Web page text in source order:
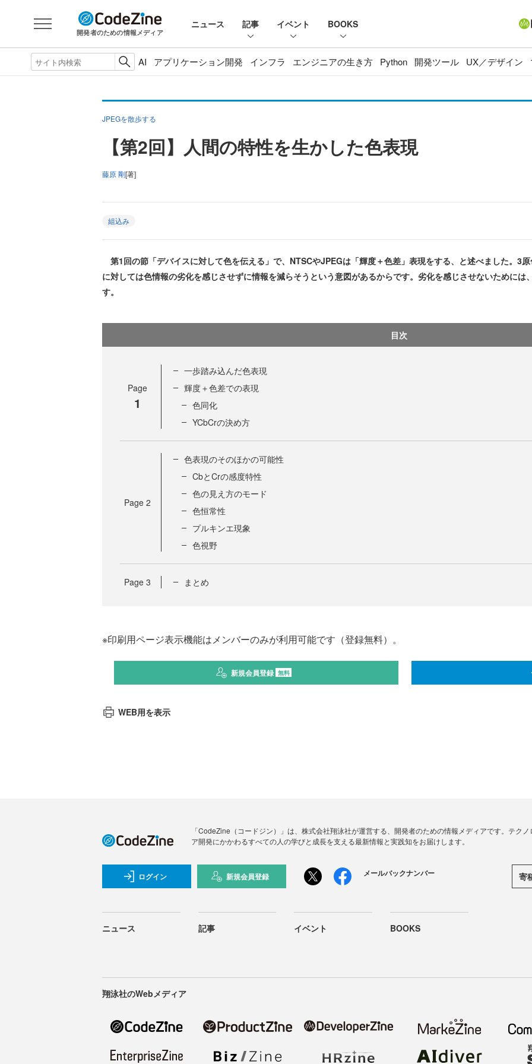
開発者のための情報メディア
ニュース 記事 イベント BOOKS
AI アプリケーション開発 インフラ エンジニアの生き方 Python 開発ツール UX／デザイン
JPEGを散歩する
【第2回】人間の特性を生かした色表現
藤原 剛[著]
組込み
第1回の節「デバイスに対して色を伝える」で、NTSCやJPEGは「輝度＋色差」表現をする、と述べました。3
に対しては色情報の劣化を感じさせずに情報を減らそうという意図があるからです。劣化を感じさせないためには
す。
目次
Page
1
一歩踏み込んだ色表現
輝度＋色差での表現
色同化
YCbCrの決め方
Page 2
色表現のそのほかの可能性
CbとCrの感度特性
色の見え方のモード
色恒常性
プルキンエ現象
色視野
Page 3 まとめ
※印刷用ページ表示機能はメンバーのみが利用可能です（登録無料）。
新規会員登録 無料
WEB用を表示
「CodeZine（コードジン）」は、株式会社翔泳社が運営する、開発者のための情報メディアです。テク
ア開発にかかわるすべての人の学びと成長を支える最新情報と実践知をお届けします。
ログイン 新規会員登録 メールバックナンバー 寄
ニュース 記事 イベント BOOKS
翔泳社のWebメディア